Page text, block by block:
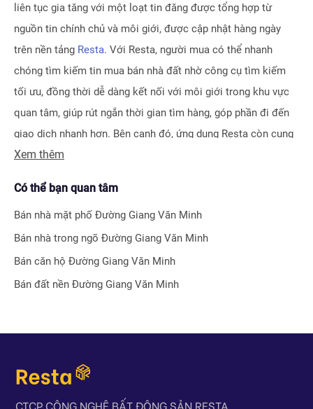
liên tục gia tăng với một loạt tin đăng được tổng hợp từ
nguồn tin chính chủ và môi giới, được cập nhật hàng ngày
trên nền tảng Resta. Với Resta, người mua có thể nhanh
chóng tìm kiếm tin mua bán nhà đất nhờ công cụ tìm kiếm
tối ưu, đồng thời dễ dàng kết nối với môi giới trong khu vực
quan tâm, giúp rút ngắn thời gian tìm hàng, góp phần đi đến
giao dịch nhanh hơn. Bên cạnh đó, ứng dụng Resta còn cung
cấp công cụ Đăng tin vô cùng tiện ích, giúp người bán hay
tính điểm thông minh.
phát triển nhiều công cụ hỗ trợ tối ưu cho các nhà đầu tư bất
động sản chuyên nghiệp như Tra cứu quy hoạch toàn quốc
miễn phí, Bộ lọc địa phương 360hay
tin rằngRestasẽ trở thành trợ thủ đắc lực cho nhà đầu tư
Xem thêm
Có thể bạn quan tâm
Bán nhà mặt phố Đường Giang Văn Minh
Bán nhà trong ngõ Đường Giang Văn Minh
Bán căn hộ Đường Giang Văn Minh
Bán đất nền Đường Giang Văn Minh
CTCP CÔNG NGHỆ BẤT ĐỘNG SẢN RESTA